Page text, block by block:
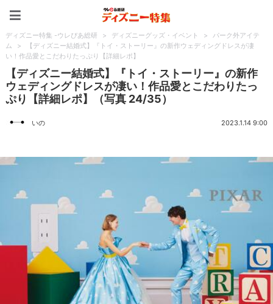
ディズニー特集 -ウレぴあ総研 > ディズニーグッズ・イベント >
パーク外アイテ
ム
>
【ディズニー結婚式】『トイ・ストーリー』の新作ウェディングドレスが凄
い！作品愛とこだわりたっぷり【詳細レポ】
【ディズニー結婚式】『トイ・ストーリー』の新作
ウェディングドレスが凄い！作品愛とこだわりたっ
ぷり【詳細レポ】（写真 24/35）
いの 2023.1.14 9:00